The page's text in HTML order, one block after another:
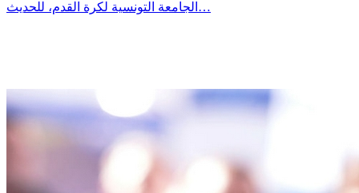
الجامعة التونسية لكرة القدم، للحديث…